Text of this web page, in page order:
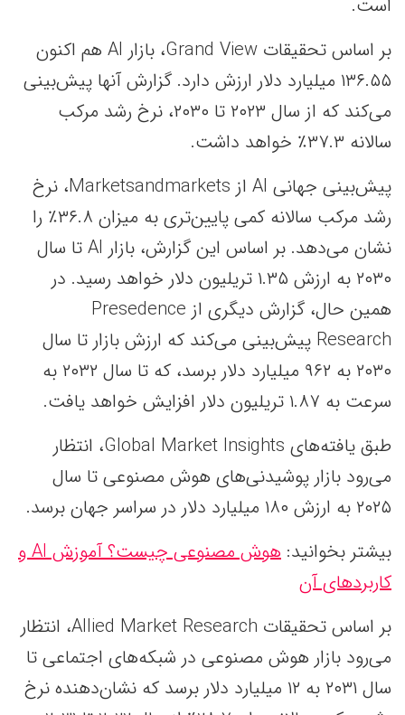
بر اساس تحقیقات Grand View، بازار AI هم اکنون
۱۳۶.۵۵ میلیارد دلار ارزش دارد. گزارش آنها پیش‌بینی
می‌کند که از سال ۲۰۲۳ تا ۲۰۳۰، نرخ رشد مرکب
سالانه ۳۷.۳٪ خواهد داشت.
پیش‌بینی جهانی AI از Marketsandmarkets، نرخ
رشد مرکب سالانه کمی پایین‌تری به میزان ۳۶.۸٪ را
نشان می‌دهد. بر اساس این گزارش، بازار AI تا سال
۲۰۳۰ به ارزش ۱.۳۵ تریلیون دلار خواهد رسید. در
همین حال، گزارش دیگری از Presedence
Research پیش‌بینی می‌کند که ارزش بازار تا سال
۲۰۳۰ به ۹۶۲ میلیارد دلار برسد، که تا سال ۲۰۳۲ به
سرعت به ۱.۸۷ تریلیون دلار افزایش خواهد یافت.
طبق یافته‌های Global Market Insights، انتظار
می‌رود بازار پوشیدنی‌های هوش مصنوعی تا سال
۲۰۲۵ به ارزش ۱۸۰ میلیارد دلار در سراسر جهان برسد.
بیشتر بخوانید:
هوش مصنوعی چیست؟ آموزش AI و
کاربردهای آن
بر اساس تحقیقات Allied Market Research، انتظار
می‌رود بازار هوش مصنوعی در شبکه‌های اجتماعی تا
سال ۲۰۳۱ به ۱۲ میلیارد دلار برسد که نشان‌دهنده نرخ